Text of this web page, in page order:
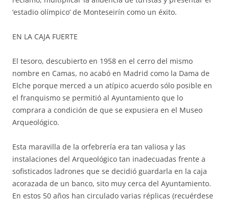
‘estadio olímpico’ de Monteseirín como un éxito.
EN LA CAJA FUERTE
El tesoro, descubierto en 1958 en el cerro del mismo
nombre en Camas, no acabó en Madrid como la Dama de
Elche porque merced a un atípico acuerdo sólo posible en
el franquismo se permitió al Ayuntamiento que lo
comprara a condición de que se expusiera en el Museo
Arqueológico.
Esta maravilla de la orfebrería era tan valiosa y las
instalaciones del Arqueológico tan inadecuadas frente a
sofisticados ladrones que se decidió guardarla en la caja
acorazada de un banco, sito muy cerca del Ayuntamiento.
En estos 50 años han circulado varias réplicas (recuérdese